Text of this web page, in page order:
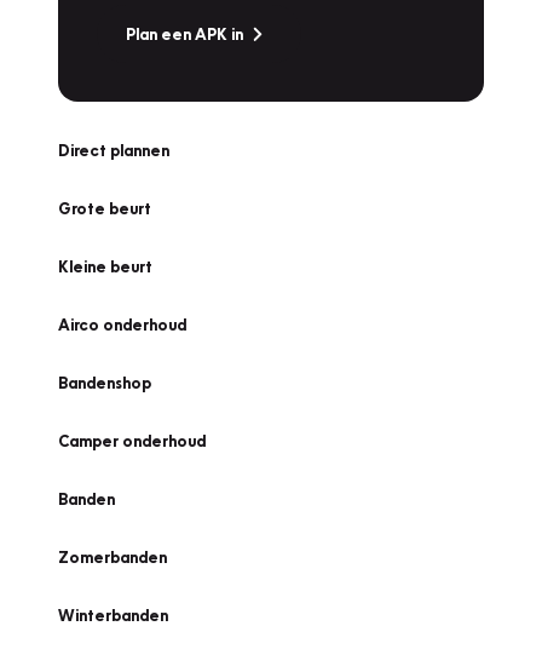
Plan een APK in
Direct plannen
Grote beurt
Kleine beurt
Airco onderhoud
Bandenshop
Camper onderhoud
Banden
Zomerbanden
Winterbanden